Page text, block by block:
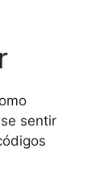
sentir